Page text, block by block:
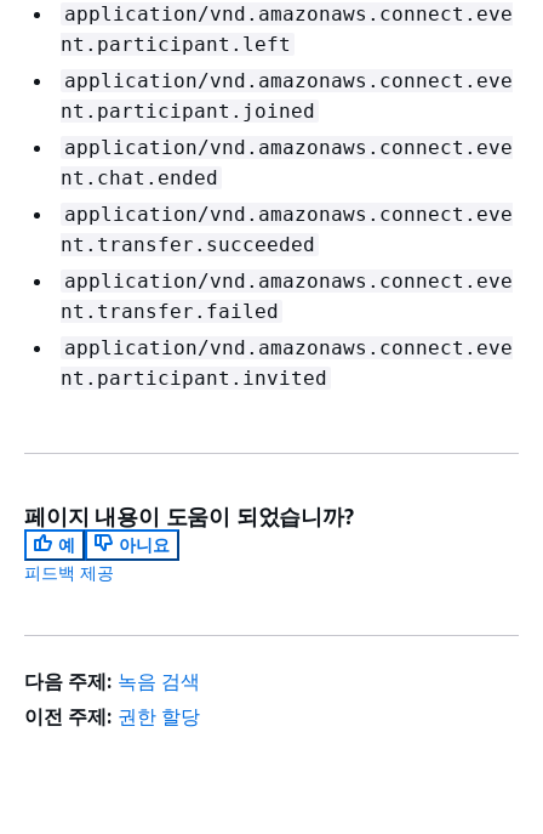
application/vnd.amazonaws.connect.eve
nt.participant.left
application/vnd.amazonaws.connect.eve
nt.participant.joined
application/vnd.amazonaws.connect.eve
nt.chat.ended
application/vnd.amazonaws.connect.eve
nt.transfer.succeeded
application/vnd.amazonaws.connect.eve
nt.transfer.failed
application/vnd.amazonaws.connect.eve
nt.participant.invited
페이지 내용이 도움이 되었습니까?
예
아니요
피드백 제공
다음 주제: 녹음 검색
이전 주제: 권한 할당